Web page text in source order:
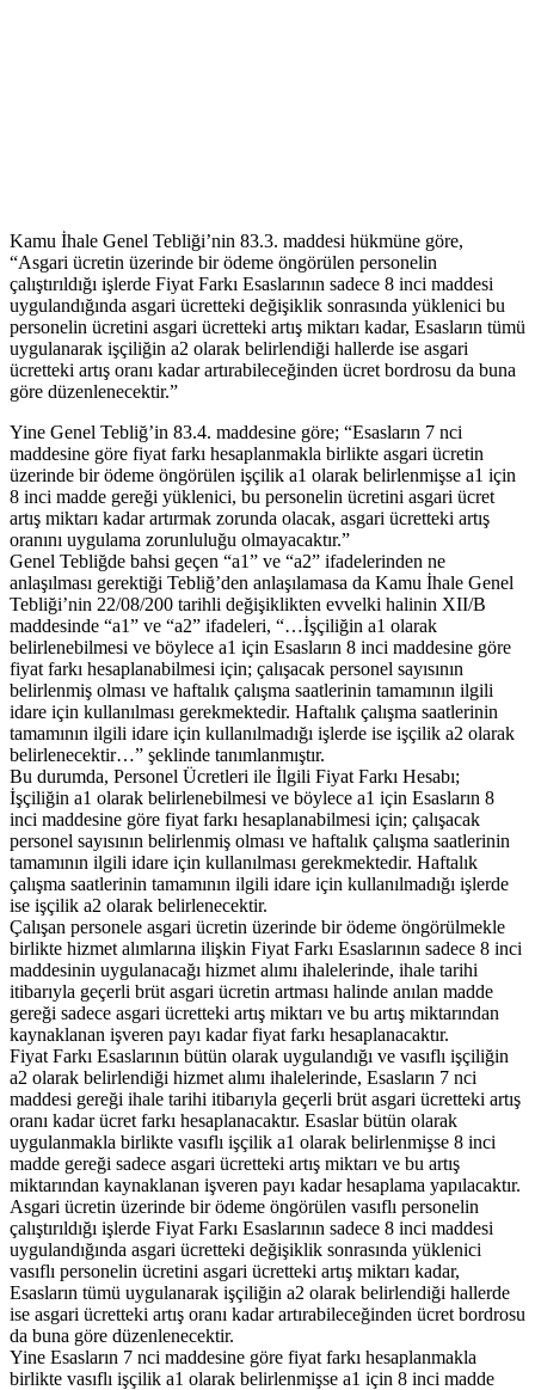
Kamu İhale Genel Tebliği’nin 83.3. maddesi hükmüne göre,
“Asgari ücretin üzerinde bir ödeme öngörülen personelin
çalıştırıldığı işlerde Fiyat Farkı Esaslarının sadece 8 inci maddesi
uygulandığında asgari ücretteki değişiklik sonrasında yüklenici bu
personelin ücretini asgari ücretteki artış miktarı kadar, Esasların tümü
uygulanarak işçiliğin a2 olarak belirlendiği hallerde ise asgari
ücretteki artış oranı kadar artırabileceğinden ücret bordrosu da buna
göre düzenlenecektir.”
Yine Genel Tebliğ’in 83.4. maddesine göre; “Esasların 7 nci
maddesine göre fiyat farkı hesaplanmakla birlikte asgari ücretin
üzerinde bir ödeme öngörülen işçilik a1 olarak belirlenmişse a1 için
8 inci madde gereği yüklenici, bu personelin ücretini asgari ücret
artış miktarı kadar artırmak zorunda olacak, asgari ücretteki artış
oranını uygulama zorunluluğu olmayacaktır.”
Genel Tebliğde bahsi geçen “a1” ve “a2” ifadelerinden ne
anlaşılması gerektiği Tebliğ’den anlaşılamasa da Kamu İhale Genel
Tebliği’nin 22/08/200 tarihli değişiklikten evvelki halinin XII/B
maddesinde “a1” ve “a2” ifadeleri, “…İşçiliğin a1 olarak
belirlenebilmesi ve böylece a1 için Esasların 8 inci maddesine göre
fiyat farkı hesaplanabilmesi için; çalışacak personel sayısının
belirlenmiş olması ve haftalık çalışma saatlerinin tamamının ilgili
idare için kullanılması gerekmektedir. Haftalık çalışma saatlerinin
tamamının ilgili idare için kullanılmadığı işlerde ise işçilik a2 olarak
belirlenecektir…” şeklinde tanımlanmıştır.
Bu durumda, Personel Ücretleri ile İlgili Fiyat Farkı Hesabı;
İşçiliğin a1 olarak belirlenebilmesi ve böylece a1 için Esasların 8
inci maddesine göre fiyat farkı hesaplanabilmesi için; çalışacak
personel sayısının belirlenmiş olması ve haftalık çalışma saatlerinin
tamamının ilgili idare için kullanılması gerekmektedir. Haftalık
çalışma saatlerinin tamamının ilgili idare için kullanılmadığı işlerde
ise işçilik a2 olarak belirlenecektir.
Çalışan personele asgari ücretin üzerinde bir ödeme öngörülmekle
birlikte hizmet alımlarına ilişkin Fiyat Farkı Esaslarının sadece 8 inci
maddesinin uygulanacağı hizmet alımı ihalelerinde, ihale tarihi
itibarıyla geçerli brüt asgari ücretin artması halinde anılan madde
gereği sadece asgari ücretteki artış miktarı ve bu artış miktarından
kaynaklanan işveren payı kadar fiyat farkı hesaplanacaktır.
Fiyat Farkı Esaslarının bütün olarak uygulandığı ve vasıflı işçiliğin
a2 olarak belirlendiği hizmet alımı ihalelerinde, Esasların 7 nci
maddesi gereği ihale tarihi itibarıyla geçerli brüt asgari ücretteki artış
oranı kadar ücret farkı hesaplanacaktır. Esaslar bütün olarak
uygulanmakla birlikte vasıflı işçilik a1 olarak belirlenmişse 8 inci
madde gereği sadece asgari ücretteki artış miktarı ve bu artış
miktarından kaynaklanan işveren payı kadar hesaplama yapılacaktır.
Asgari ücretin üzerinde bir ödeme öngörülen vasıflı personelin
çalıştırıldığı işlerde Fiyat Farkı Esaslarının sadece 8 inci maddesi
uygulandığında asgari ücretteki değişiklik sonrasında yüklenici
vasıflı personelin ücretini asgari ücretteki artış miktarı kadar,
Esasların tümü uygulanarak işçiliğin a2 olarak belirlendiği hallerde
ise asgari ücretteki artış oranı kadar artırabileceğinden ücret bordrosu
da buna göre düzenlenecektir.
Yine Esasların 7 nci maddesine göre fiyat farkı hesaplanmakla
birlikte vasıflı işçilik a1 olarak belirlenmişse a1 için 8 inci madde